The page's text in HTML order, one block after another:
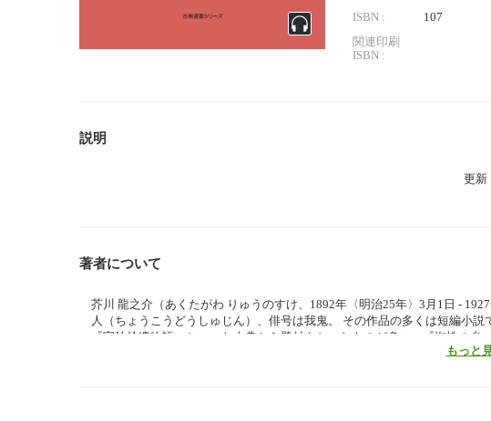
ISBN :
107
関連印刷
ISBN :
説明
更新
著者について
芥川 龍之介（あくたがわ りゅうのすけ、1892年〈明治25年〉3月1日 -
人（ちょうこうどうしゅじん）、俳号は我鬼。 その作品の多くは短編小
『宇治拾遺物語』といった古典から題材をとったものが多い。『蜘蛛の
た精神障害が作品にも現れるようになり、「唯ぼんやりした不安」を動
もっと